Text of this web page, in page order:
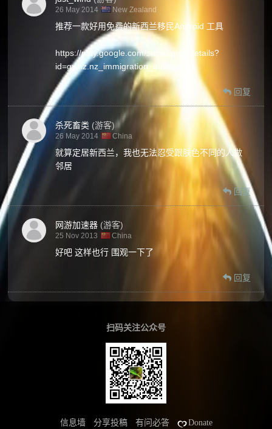
26 May 2014 New Zealand
推荐一款好用免费的新西兰移民Android 工具
https://play.google.com/store/apps/details?
id=gy.nz.nz_immigration_advisor
回复
杀死畜类 (游客)
26 May 2014 China
就算定居新西兰，我也无法忍受跟肤色不同的人做
邻居
回复
网游加速器 (游客)
25 Nov 2013 China
好吧 这样也行 围观一下了
回复
扫码关注公众号
信息墙 分享投稿 有问必答 Donate